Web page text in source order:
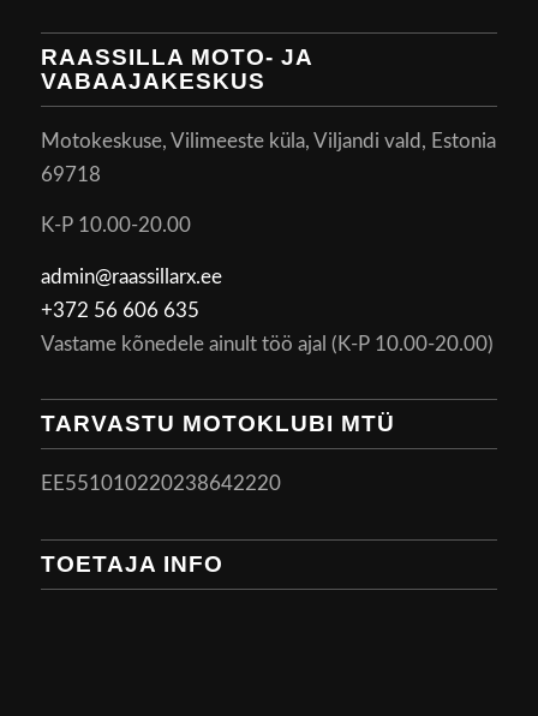
RAASSILLA MOTO- JA
VABAAJAKESKUS
Motokeskuse, Vilimeeste küla, Viljandi vald, Estonia
69718
K-P 10.00-20.00
admin@raassillarx.ee
+372 56 606 635
Vastame kõnedele ainult töö ajal (K-P 10.00-20.00)
TARVASTU MOTOKLUBI MTÜ
EE551010220238642220
TOETAJA INFO